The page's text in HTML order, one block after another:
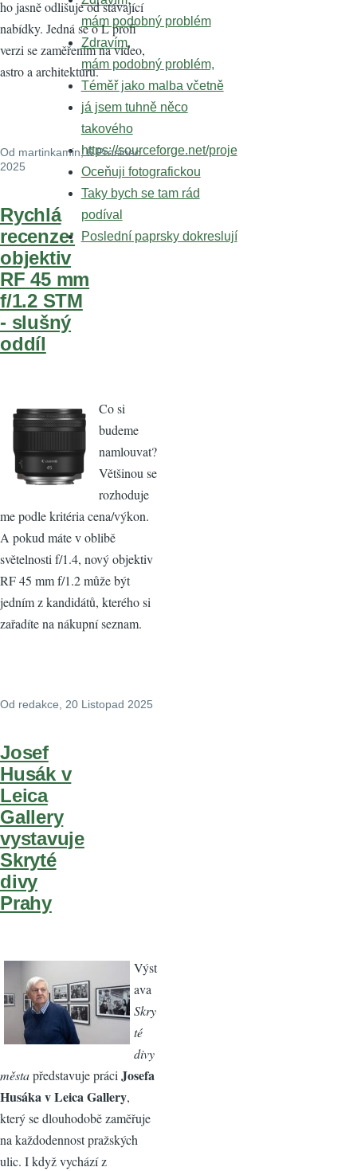
ho jasně odlišuje od stávající
nabídky. Jedná se o L profi
verzi se zaměřením na video,
astro a architekturu.
Od martinkamin, 6 Prosinec
2025
Rychlá
recenze:
objektiv
RF 45 mm
f/1.2 STM
- slušný
oddíl
Co si
budeme
namlouvat?
Většinou se
rozhoduje
me podle kritéria cena/výkon.
A pokud máte v oblibě
světelnosti f/1.4, nový objektiv
RF 45 mm f/1.2 může být
jedním z kandidátů, kterého si
zařadíte na nákupní seznam.
Od redakce, 20 Listopad 2025
Josef
Husák v
Leica
Gallery
vystavuje
Skryté
divy
Prahy
Výst
ava
Skry
té
divy
městapředstavuje práci Josefa
Husáka v Leica Gallery,
který se dlouhodobě zaměřuje
na každodennost pražských
ulic. I když vychází z
mám podobný problém
Zdravím,
mám podobný problém,
Téměř jako malba včetně
já jsem tuhně něco
takového
https://sourceforge.net/proje
Oceňuji fotografickou
Taky bych se tam rád
podíval
Poslední paprsky dokreslují